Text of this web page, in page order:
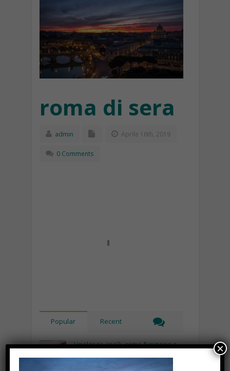
roma di sera
admin Aprile 16th, 2019
0 Comments
Popular Recent
Lipolaser, cos’è, come funziona e
×